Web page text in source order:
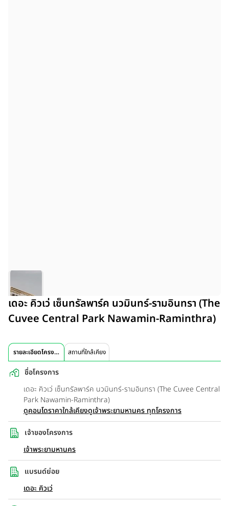
เดอะ คิวเว่ เซ็นทรัลพาร์ค นวมินทร์-รามอินทรา (The
Cuvee Central Park Nawamin-Raminthra)
รายละเอียดโครงการ สถานที่ใกล้เคียง
ชื่อโครงการ
เดอะ คิวเว่ เซ็นทรัลพาร์ค นวมินทร์-รามอินทรา (The Cuvee Central
Park Nawamin-Raminthra)
ดูคอนโดราคาใกล้เคียงดูเจ้าพระยามหานคร ทุกโครงการ
เจ้าของโครงการ
เจ้าพระยามหานคร
แบรนด์ย่อย
เดอะ คิวเว่